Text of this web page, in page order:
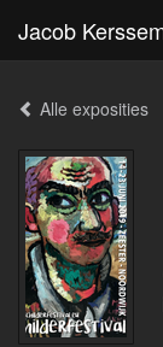
Alle exposities